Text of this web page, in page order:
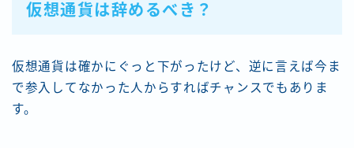
仮想通貨は辞めるべき？
仮想通貨は確かにぐっと下がったけど、逆に言えば今ま
で参入してなかった人からすればチャンスでもありま
す。